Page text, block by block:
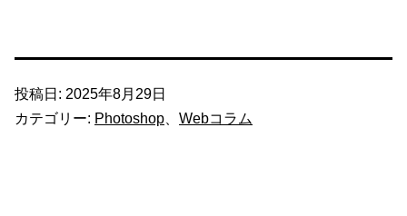
投稿日: 2025年8月29日
カテゴリー: Photoshop Webコラム